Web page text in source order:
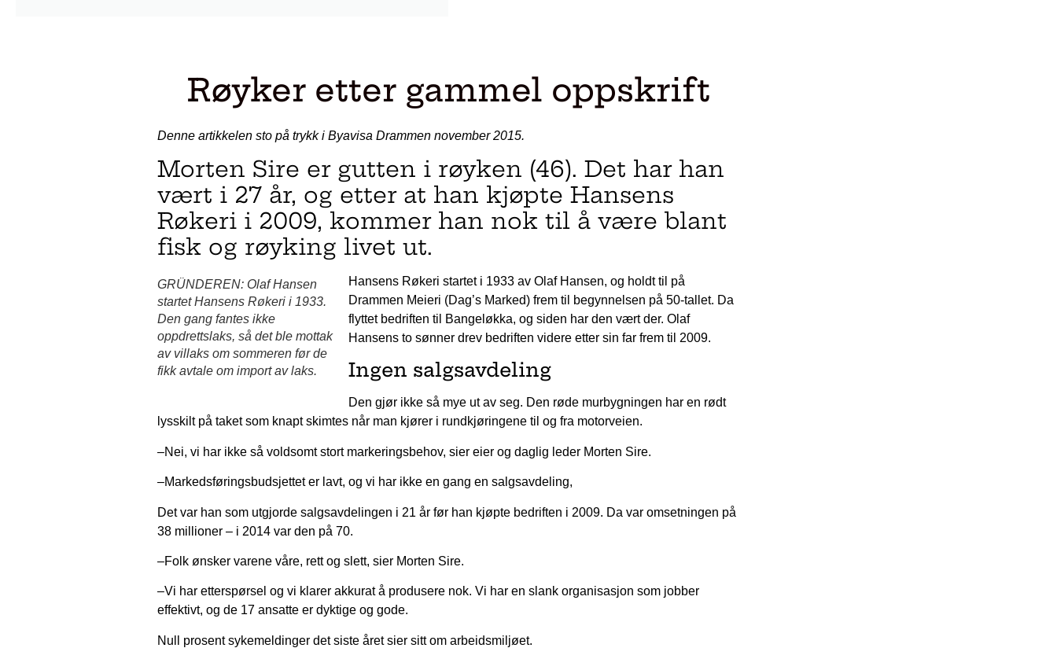
Røyker etter gammel oppskrift
Denne artikkelen sto på trykk i Byavisa Drammen november 2015.
Morten Sire er gutten i røyken (46). Det har han
vært i 27 år, og etter at han kjøpte Hansens
Røkeri i 2009, kommer han nok til å være blant
fisk og røyking livet ut.
GRÜNDEREN: Olaf Hansen
startet Hansens Røkeri i 1933.
Den gang fantes ikke
oppdrettslaks, så det ble mottak
av villaks om sommeren før de
fikk avtale om import av laks.
Hansens Røkeri startet i 1933 av Olaf Hansen, og holdt til på
Drammen Meieri (Dag’s Marked) frem til begynnelsen på 50-tallet. Da
flyttet bedriften til Bangeløkka, og siden har den vært der. Olaf
Hansens to sønner drev bedriften videre etter sin far frem til 2009.
Ingen salgsavdeling
Den gjør ikke så mye ut av seg. Den røde murbygningen har en rødt
lysskilt på taket som knapt skimtes når man kjører i rundkjøringene til og fra motorveien.
–Nei, vi har ikke så voldsomt stort markeringsbehov, sier eier og daglig leder Morten Sire.
–Markedsføringsbudsjettet er lavt, og vi har ikke en gang en salgsavdeling,
Det var han som utgjorde salgsavdelingen i 21 år før han kjøpte bedriften i 2009. Da var omsetningen på
38 millioner – i 2014 var den på 70.
–Folk ønsker varene våre, rett og slett, sier Morten Sire.
–Vi har etterspørsel og vi klarer akkurat å produsere nok. Vi har en slank organisasjon som jobber
effektivt, og de 17 ansatte er dyktige og gode.
Null prosent sykemeldinger det siste året sier sitt om arbeidsmiljøet.